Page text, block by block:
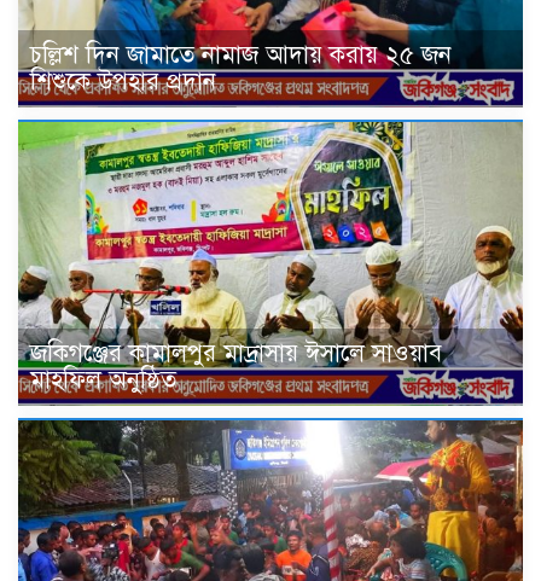
চল্লিশ দিন জামাতে নামাজ আদায় করায় ২৫ জন
শিশুকে উপহার প্রদান
জকিগঞ্জের কামালপুর মাদ্রাসায় ঈসালে সাওয়াব
মাহফিল অনুষ্ঠিত